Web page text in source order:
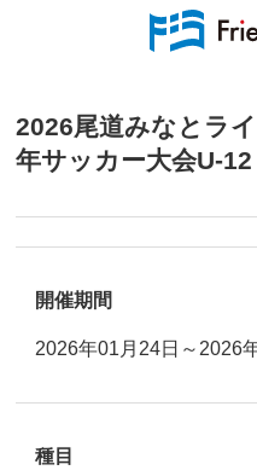
2026尾道みなとラ
年サッカー大会U-12
開催期間
2026年01月24日～2026
種目